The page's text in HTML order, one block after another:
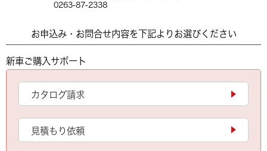
0263-87-2338
お申込み・お問合せ内容を下記よりお選びください
新車ご購入サポート
カタログ請求
見積もり依頼